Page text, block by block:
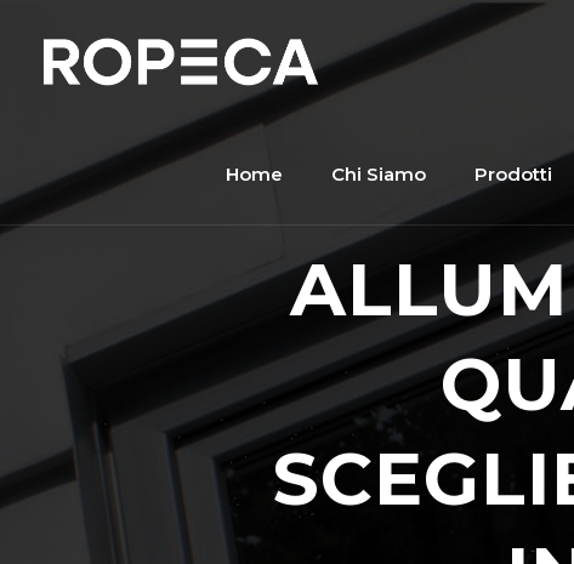
Home Chi Siamo Prodotti